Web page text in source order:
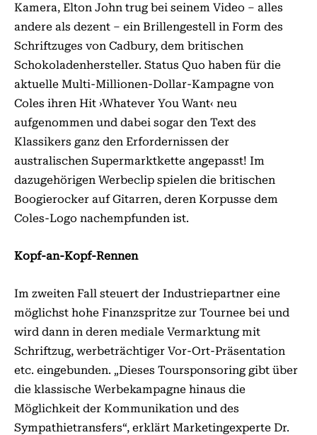
Kamera, Elton John trug bei seinem Video – alles
andere als dezent – ein Brillengestell in Form des
Schriftzuges von Cadbury, dem britischen
Schokoladenhersteller. Status Quo haben für die
aktuelle Multi-Millionen-Dollar-Kampagne von
Coles ihren Hit ›Whatever You Want‹ neu
aufgenommen und dabei sogar den Text des
Klassikers ganz den Erfordernissen der
australischen Supermarktkette angepasst! Im
dazugehörigen Werbeclip spielen die britischen
Boogierocker auf Gitarren, deren Korpusse dem
Coles-Logo nachempfunden ist.
Kopf-an-Kopf-Rennen
Im zweiten Fall steuert der Industriepartner eine
möglichst hohe Finanzspritze zur Tournee bei und
wird dann in deren mediale Vermarktung mit
Schriftzug, werbeträchtiger Vor-Ort-Präsentation
etc. eingebunden. „Dieses Toursponsoring gibt über
die klassische Werbekampagne hinaus die
Möglichkeit der Kommunikation und des
Sympathietransfers“, erklärt Marketingexperte Dr.